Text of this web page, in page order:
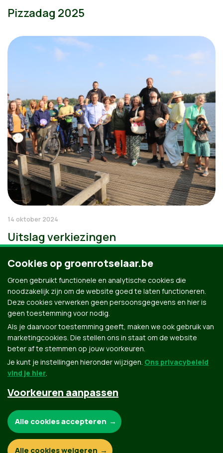
Pizzadag 2025
14 oktober 2024
Uitslag verkiezingen
Groen.be
Contact Privacybeleid
Cookies op groenrotselaar.be
Groen gebruikt functionele en analytische cookies die
noodzakelijk zijn om de website goed te laten functioneren.
Deze cookies verwerken geen persoonsgegevens en hier is
geen toestemming voor nodig.
Als je daarvoor toestemming geeft, maken we ook gebruik van
marketingcookies. Die stellen ons in staat om de website
beter af te stemmen op jouw voorkeuren.
Je kunt je instellingen hieronder wijzigen. Ons privacybeleid
vind je hier.
Voorkeuren aanpassen
Functionele en analytische cookies:
Alle cookies accepteren
Alle cookies weigeren